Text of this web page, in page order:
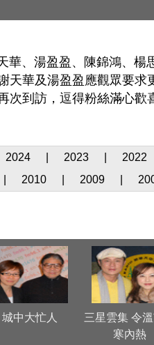
華、湯盈盈、陳錦鴻、
天華及湯盈盈應觀眾要
次到訪，逗得粉絲滿心歡
2024 2023
2022
2010 2009
城中大忙人
三星雲集 令
寒內熱